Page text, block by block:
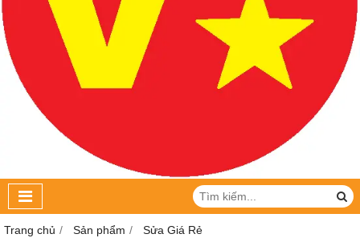
Trang chủ Sản phẩm
Sửa Giá Rẻ